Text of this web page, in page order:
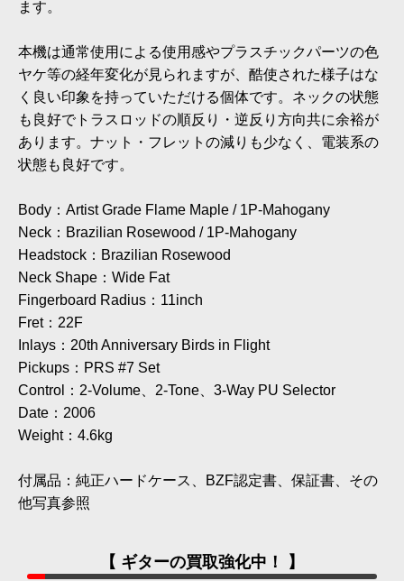
ます。
本機は通常使用による使用感やプラスチックパーツの色
ヤケ等の経年変化が見られますが、酷使された様子はな
く良い印象を持っていただける個体です。ネックの状態
も良好でトラスロッドの順反り・逆反り方向共に余裕が
あります。ナット・フレットの減りも少なく、電装系の
状態も良好です。
Body：Artist Grade Flame Maple / 1P-Mahogany
Neck：Brazilian Rosewood / 1P-Mahogany
Headstock：Brazilian Rosewood
Neck Shape：Wide Fat
Fingerboard Radius：11inch
Fret：22F
Inlays：20th Anniversary Birds in Flight
Pickups：PRS #7 Set
Control：2-Volume、2-Tone、3-Way PU Selector
Date：2006
Weight：4.6kg
付属品：純正ハードケース、BZF認定書、保証書、その
他写真参照
【 ギターの買取強化中！ 】